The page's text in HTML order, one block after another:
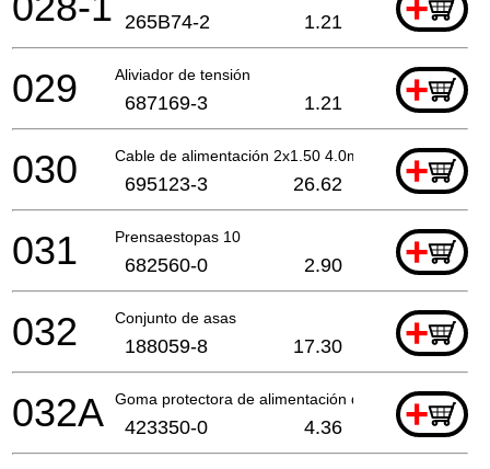
265B74-2 1.21
Aliviador de tensión +
029 687169-3 1.21
Cable de alimentación 2x1.50 4.0mtr +
030 695123-3 26.62
Prensaestopas 10 +
031 682560-0 2.90
Conjunto de asas +
032 188059-8 17.30
Goma protectora de alimentación de alambre
+
032A 423350-0 4.36